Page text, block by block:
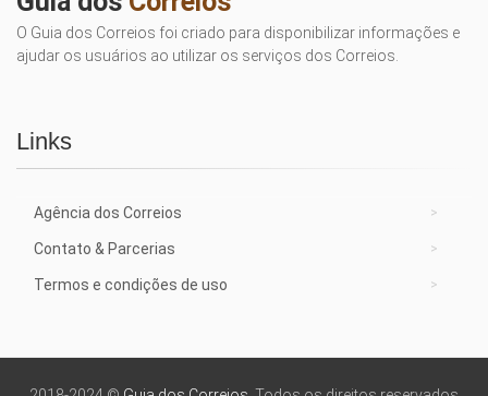
O Guia dos Correios foi criado para disponibilizar informações e
ajudar os usuários ao utilizar os serviços dos Correios.
Links
Agência dos Correios
Contato & Parcerias
Termos e condições de uso